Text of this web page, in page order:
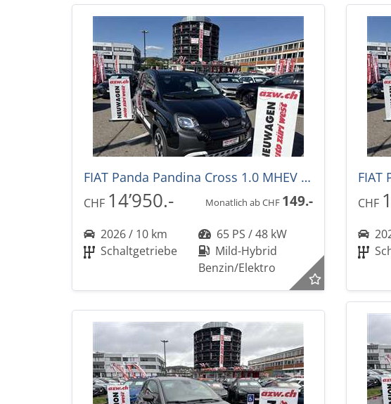
FIAT Panda Pandina Cross 1.0 MHEV -32%!
CHF 14’950.- Monatlich ab CHF 149.-
2026 / 10 km
65 PS / 48 kW
Schaltgetriebe
Mild-Hybrid
Benzin/Elektro
CHF